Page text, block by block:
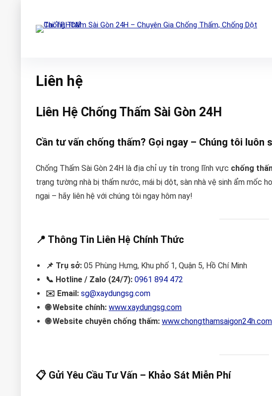
Liên hệ
Liên Hệ Chống Thấm Sài Gòn 24H
Cần tư vấn chống thấm? Gọi ngay – Chúng tôi luôn
Chống Thấm Sài Gòn 24H là địa chỉ uy tín trong lĩnh vực chống
trạng tường nhà bị thấm nước, mái bị dột, sàn nhà vệ sinh ẩm mốc
ngại – hãy liên hệ với chúng tôi ngay hôm nay!
📍 Thông Tin Liên Hệ Chính Thức
📌 Trụ sở: 05 Phùng Hưng, Khu phố 1, Quận 5, Hồ Chí Minh
📞 Hotline / Zalo (24/7): 0961 894 472
✉️ Email: sg@xaydungsg.com
🌐 Website chính: www.xaydungsg.com
🌐 Website chuyên chống thấm: www.chongthamsaigon24h.com
📋 Gửi Yêu Cầu Tư Vấn – Khảo Sát Miễn Phí